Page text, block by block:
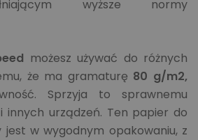
wyższe normy
możesz używać do różnych
że ma gramaturę 80 g/m2,
Sprzyja to sprawnemu
innych urządzeń. Ten papier do
w wygodnym opakowaniu, z